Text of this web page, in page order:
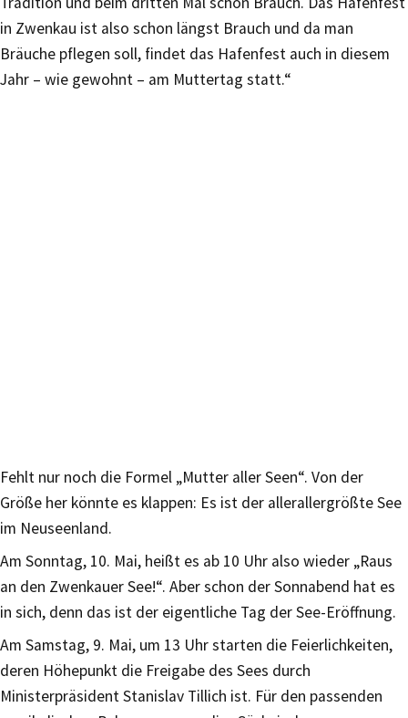
in Zwenkau ist also schon längst Brauch und da man
Bräuche pflegen soll, findet das Hafenfest auch in diesem
Jahr – wie gewohnt – am Muttertag statt.“
Fehlt nur noch die Formel „Mutter aller Seen“. Von der
Größe her könnte es klappen: Es ist der allerallergrößte See
im Neuseenland.
Am Sonntag, 10. Mai, heißt es ab 10 Uhr also wieder „Raus
an den Zwenkauer See!“. Aber schon der Sonnabend hat es
in sich, denn das ist der eigentliche Tag der See-Eröffnung.
Am Samstag, 9. Mai, um 13 Uhr starten die Feierlichkeiten,
deren Höhepunkt die Freigabe des Sees durch
Ministerpräsident Stanislav Tillich ist. Für den passenden